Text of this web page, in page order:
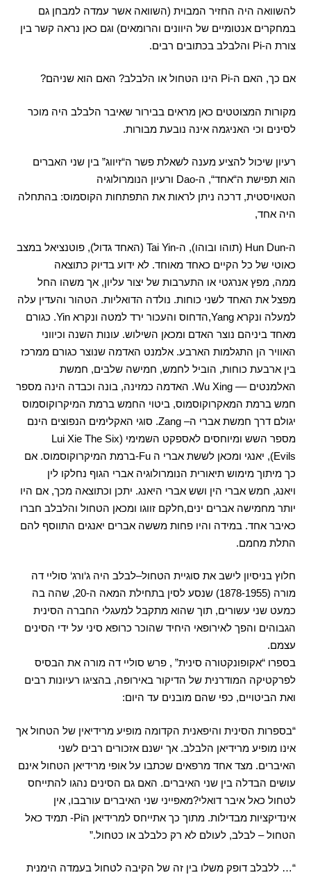
להשוואה היה החזיר המבוית (השוואה אשר עמדה למבחן גם
במחקרים אנטומיים של היוונים והרומאים) וגם כאן נראה קשר בין
צורת ה-Pi והלבלב בכתובים רבים.
אם כך, האם ה-Pi הינו הטחול או הלבלב? האם הוא שניהם?
מקורות המצוטטים כאן מראים בבירור שאיבר הלבלב היה מוכר
לסינים וכי האניגמה אינה נובעת מבורות.
רעיון שיכול להציע מענה לשאלת פשר ה“זיווג”בין שני האברים
הוא תפישת ה“אחד“, ה-Dao
ורעיון הנומרולוגיה
הטאויסטית,דרכה ניתן לראות את התפתחות הקוסמוס:בהתחלה
היה אחד,
ה-Hun Dun ( תוהו ובוהו), ה-Tai Yin ( האחד גדול),פוטנציאל במצב
כאוטי של כל הקיים כאחד מאוחד.לא ידוע בדיוק כתוצאה
ממה,מפץ אנרגטי או התערבות של יצור עליון,אך משהו החל
מפצל את האחד לשני כוחות. נולדה הדואליות. הטהור והעדין עלה
למעלה ונקראYang, הדחוס והעכור ירד למטה ונקראYin. כגורם
מאחד ביניהם נוצר האדם ומכאן השילוש. עונות השנה וכיווני
האוויר הן התגלמות הארבע.אלמנט האדמה שנוצר כגורם ממרכז
בין ארבעת כוחות, הוביל לחמש, חמישה שלבים, חמשת
האלמנטים –– Wu Xing. האדמה כמזינה,בונה וכבדה הינה מספר
חמש ברמת המאקרוקוסמוס,ביטוי החמש ברמת המיקרוקוסמוס
יגולם דרך חמשת אברי ה– Zang.
סוגי האקלימים הנפוצים הינם
מספר השש ומיוחסים לאספקט השמימי (
Lui Xie The Six
Evils)
, יאנגי ומכאן לששת אברי הFu- ברמת המיקרוקוסמוס.אם
כך מיתוך מימוש תיאורית הנומרולוגיה אברי הגוף נחלקו לין
ויאנג, חמש אברי הין ושש אברי היאנג. יתכן וכתוצאה מכך,אם היו
יותר מחמישה אברים ינים,חלקם זווגו ומכאן הטחול והלבלב חברו
כאיבר אחד.במידה והיו פחות מששה אברים יאנגים התווסף להם
התלת מחמם.
חלוץ בניסיון לישב את סוגיית הטחול–לבלב היה ג‘ורג‘ סוליי דה
מורה (1878-1955) שנסע לסין בתחילת המאה ה-20,
שהה בה
כמעט שני עשורים,תוך שהוא מתקבל למעגלי החברה הסינית
הגבוהים והפך לאירופאי היחיד שהוכר כרופא סיני על ידי הסינים
עצמם.
בספרו“אקופונקטורה סינית” ,פרש סוליי דה מורה את הבסיס
לפרקטיקה המודרנית של הדיקור באירופה,בהציגו רעיונות רבים
ואת הביטויים, כפי שהם מובנים עד היום:
“בספרות הסינית והיפאנית הקדומה מופיע מרידיאין של הטחול אך
אינו מופיע מרידיאן הלבלב.אך ישנם אזכורים רבים לשני
האיברים.מצד אחד מרפאים שכתבו על אופי מרידיאן הטחול אינם
עושים הבדלה בין שני האיברים. האם גם הסינים נהגו להתייחס
לטחול כאל איבר דואלי?מאפייני שני האיברים עורבבו,אין
אינדיקציות מבדילות.מתוך כך אתייחס למרידיאן הPi- תמיד כאל
הטחול–לבלב,לעולם לא רק כלבלב או כטחול.”
“…ללבלב דופק משלו בין זה של הקיבה לטחול בעמדה הימנית